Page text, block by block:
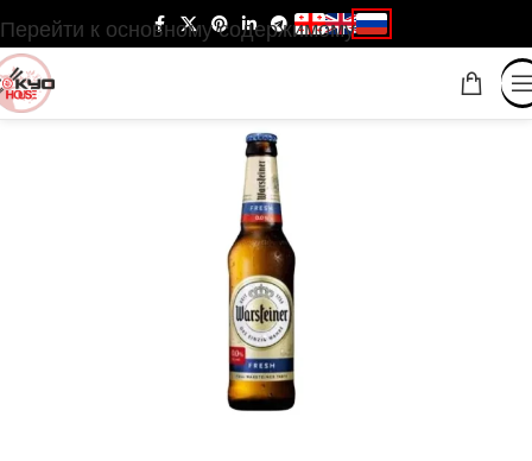
Перейти к основному содержимому